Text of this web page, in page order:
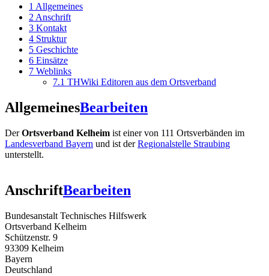
1 Allgemeines
2 Anschrift
3 Kontakt
4 Struktur
5 Geschichte
6 Einsätze
7 Weblinks
7.1 THWiki Editoren aus dem Ortsverband
AllgemeinesBearbeiten
DerOrtsverband Kelheim ist einer von 111 Ortsverbänden im
Landesverband Bayern und ist derRegionalstelle Straubing
unterstellt.
AnschriftBearbeiten
Bundesanstalt Technisches Hilfswerk
Ortsverband Kelheim
Schützenstr. 9
93309 Kelheim
Bayern
Deutschland